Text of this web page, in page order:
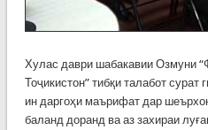
Хулас даври шабакавии Озмуни
Тоҷикистон” тибқи талабот
ин даргоҳи маърифат дар
баланд доранд ва аз захираи